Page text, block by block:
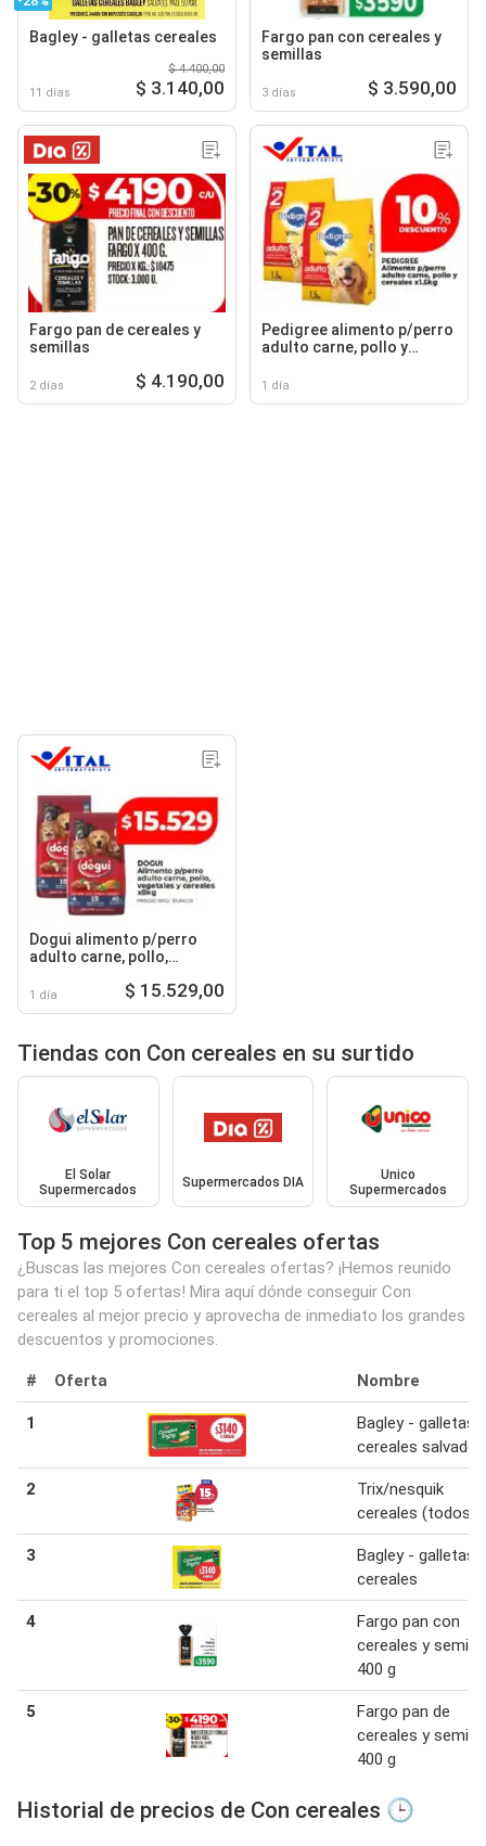
Bagley - galletas cereales
11 días
$ 4.400,00
$ 3.140,00
Fargo pan con cereales y
semillas
3 días $ 3.590,00
Fargo pan de cereales y
semillas
2 días $ 4.190,00
Pedigree alimento p/perro
adulto carne, pollo y
1 día
Dogui alimento p/perro
adulto carne, pollo,
1 día $ 15.529,00
Tiendas con Con cereales en su surtido
El Solar
Supermercados
Supermercados DIA
Unico
Supermercados
Top 5 mejores Con cereales ofertas
¿Buscas las mejores Con cereales ofertas? ¡Hemos reunido
para ti el top 5 ofertas! Mira aquí dónde conseguir Con
cereales al mejor precio y aprovecha de inmediato los grandes
descuentos y promociones.
# Oferta Nombre
1
Bagley - galletas
cereales salvado
2
Trix/nesquik
cereales (todos)
3
Bagley - galletas
cereales
4
Fargo pan con
cereales y
400 g
5
Fargo pan de
cereales y
400 g
Historial de precios de Con cereales 🕒